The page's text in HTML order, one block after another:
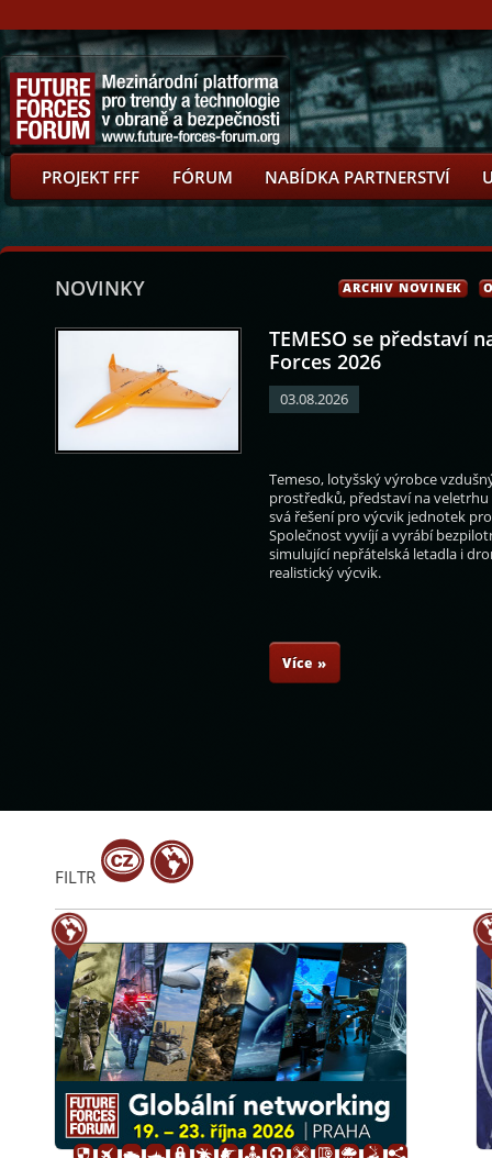
PROJEKT FFF FÓRUM NABÍDKA PARTNERSTVÍ
NOVINKY ARCHIV NOVINEK
TEMESO se představí
Forces 2026
03.08.2026
Temeso, lotyšský výrobce
prostředků, představí na veletrhu
svá řešení pro výcvik jednotek
Společnost vyvíjí a vyrábí
simulující nepřátelská letadla i
realistický výcvik.
Více »
Olga Richterová Marek Ženíšek
Hana Albrechtová Jiří Smetana
FILTR